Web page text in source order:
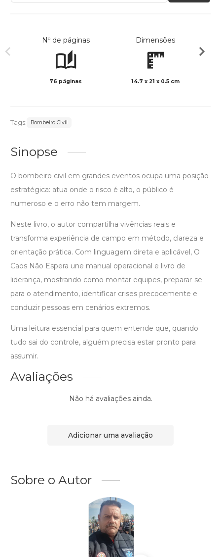
Nº de páginas
76 páginas
Dimensões
14.7 x 21 x 0.5 cm
Tags: Bombeiro Civil
Sinopse
O bombeiro civil em grandes eventos ocupa uma posição
estratégica: atua onde o risco é alto, o público é
numeroso e o erro não tem margem.
Neste livro, o autor compartilha vivências reais e
transforma experiência de campo em método, clareza e
orientação prática. Com linguagem direta e aplicável, O
Caos Não Espera une manual operacional e livro de
liderança, mostrando como montar equipes, preparar-se
para o atendimento, identificar crises precocemente e
conduzir pessoas em cenários extremos.
Uma leitura essencial para quem entende que, quando
tudo sai do controle, alguém precisa estar pronto para
assumir.
Avaliações
Não há avaliações ainda.
Adicionar uma avaliação
Sobre o Autor